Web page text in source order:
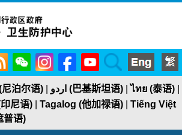
WeChatInstagramFacebookYouTubeSearch
尼泊尔语) اردو (巴基斯坦语) |ไทย (泰语)
尼语)
Tagalog (他加禄语)
Tiếng Việt
普语)